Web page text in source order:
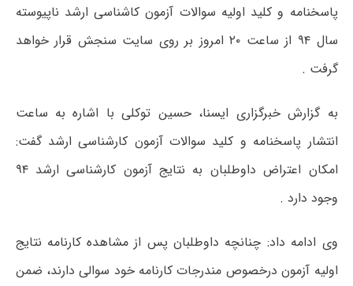
پاسخنامه و کلید اولیه سوالات آزمون کاشناسی ارشد ناپیوسته
سال ۹۴ از ساعت ۲۰ امروز بر روی سایت سنجش قرار خواهد
گرفت .
به گزارش خبرگزاری ایسنا، حسین توکلی با اشاره به ساعت
انتشار پاسخنامه و کلید سوالات آزمون کارشناسی ارشد گفت:
امکان اعتراض داوطلبان به نتایج آزمون کارشناسی ارشد ۹۴
وجود دارد .
وی ادامه داد: چنانچه داوطلبان پس از مشاهده کارنامه نتایج
اولیه آزمون درخصوص مندرجات کارنامه خود سوالی دارند، ضمن